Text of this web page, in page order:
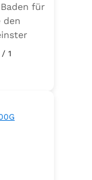
für
den
echte
1